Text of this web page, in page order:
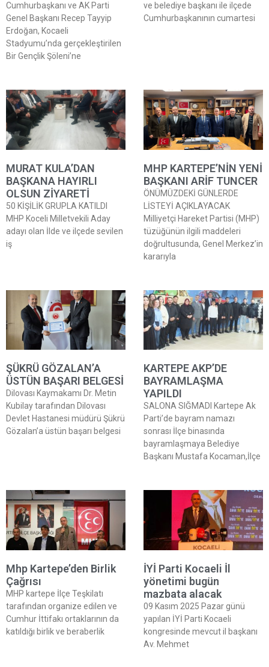
Cumhurbaşkanı ve AK Parti
Genel Başkanı Recep Tayyip
Erdoğan, Kocaeli
Stadyumu’nda gerçekleştirilen
Bir Gençlik Şöleni’ne
ve belediye başkanı ile ilçede
Cumhurbaşkanının cumartesi
MURAT KULA’DAN
BAŞKANA HAYIRLI
OLSUN ZİYARETİ
50 KİŞİLİK GRUPLA KATILDI
MHP Koceli Milletvekili Aday
adayı olan İlde ve ilçede sevilen
iş
MHP KARTEPE’NİN YENİ
BAŞKANI ARİF TUNCER
ÖNÜMÜZDEKİ GÜNLERDE
LİSTEYİ AÇIKLAYACAK
Milliyetçi Hareket Partisi (MHP)
tüzüğünün ilgili maddeleri
doğrultusunda, Genel Merkez’in
kararıyla
ŞÜKRÜ GÖZALAN’A
ÜSTÜN BAŞARI BELGESİ
Dilovası Kaymakamı Dr. Metin
Kubilay tarafından Dilovası
Devlet Hastanesi müdürü Şükrü
Gözalan’a üstün başarı belgesi
KARTEPE AKP’DE
BAYRAMLAŞMA
YAPILDI
SALONA SIĞMADI Kartepe Ak
Parti’de bayram namazı
sonrası İlçe binasında
bayramlaşmaya Belediye
Başkanı Mustafa Kocaman,İlçe
Mhp Kartepe’den Birlik
Çağrısı
MHP kartepe İlçe Teşkilatı
tarafından organize edilen ve
Cumhur İttifakı ortaklarının da
katıldığı birlik ve beraberlik
İYİ Parti Kocaeli İl
yönetimi bugün
mazbata alacak
09 Kasım 2025 Pazar günü
yapılan İYİ Parti Kocaeli
kongresinde mevcut il başkanı
Av. Mehmet